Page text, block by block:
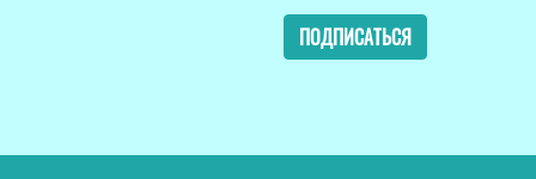
ПОДПИСАТЬСЯ